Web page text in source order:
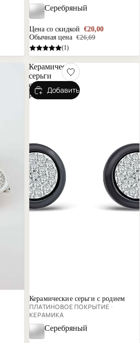
Серебряный
Цена со скидкой €20,00
Обычная цена €26,69
(1)
Керамические
серьги
с
родиемДобавить
Керамические серьги с родием
ПЛАТИНОВОЕ ПОКРЫТИЕ ·
КЕРАМИКА
Серебряный